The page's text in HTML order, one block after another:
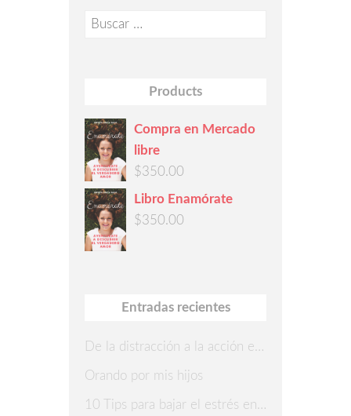
Buscar:
Products
Compra en Mercado
libre
$350.00
Libro Enamórate
$350.00
Entradas recientes
De la distracción a la acción en 7 pasos
Orando por mis hijos
10 Tips para bajar el estrés en Navidad